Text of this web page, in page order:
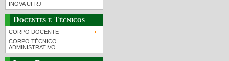
INOVA UFRJ
Docentes e Técnicos
CORPO DOCENTE
CORPO TÉCNICO
ADMINISTRATIVO